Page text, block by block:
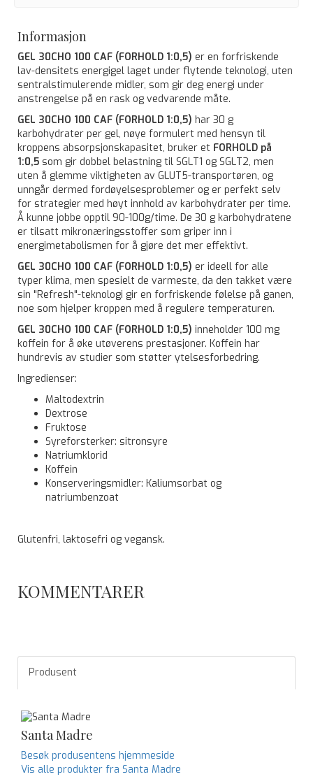
Informasjon
GEL 30CHO 100 CAF (FORHOLD 1:0,5) er en forfriskende
lav-densitets energigel laget under flytende teknologi, uten
sentralstimulerende midler, som gir deg energi under
anstrengelse på en rask og vedvarende måte.
GEL 30CHO 100 CAF (FORHOLD 1:0,5) har 30 g
karbohydrater per gel, nøye formulert med hensyn til
kroppens absorpsjonskapasitet, bruker et FORHOLD på
1:0,5 som gir dobbel belastning til SGLT1 og SGLT2, men
uten å glemme viktigheten av GLUT5-transportøren, og
unngår dermed fordøyelsesproblemer og er perfekt selv
for strategier med høyt innhold av karbohydrater per time.
Å kunne jobbe opptil 90-100g/time. De 30 g karbohydratene
er tilsatt mikronæringsstoffer som griper inn i
energimetabolismen for å gjøre det mer effektivt.
GEL 30CHO 100 CAF (FORHOLD 1:0,5) er ideell for alle
typer klima, men spesielt de varmeste, da den takket være
sin "Refresh"-teknologi gir en forfriskende følelse på ganen,
noe som hjelper kroppen med å regulere temperaturen.
GEL 30CHO 100 CAF (FORHOLD 1:0,5) inneholder 100 mg
koffein for å øke utøverens prestasjoner. Koffein har
hundrevis av studier som støtter ytelsesforbedring.
Ingredienser:
Maltodextrin
Dextrose
Fruktose
Syreforsterker: sitronsyre
Natriumklorid
Koffein
Konserveringsmidler: Kaliumsorbat og
natriumbenzoat
Glutenfri, laktosefri og vegansk.
KOMMENTARER
Produsent
Santa Madre
Besøk produsentens hjemmeside
Vis alle produkter fra Santa Madre